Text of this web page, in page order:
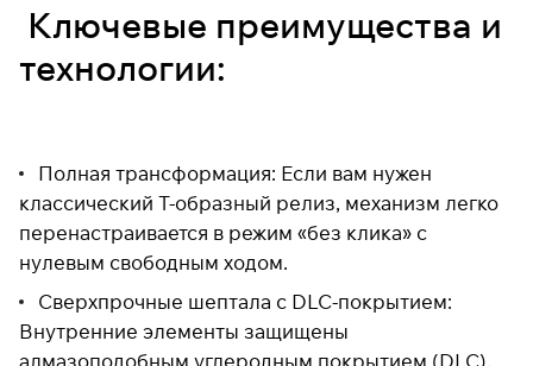
Ключевые преимущества и
технологии:
Полная трансформация: Если вам нужен
классический Т-образный релиз, механизм легко
перенастраивается в режим «без клика» с
нулевым свободным ходом.
Сверхпрочные шептала с DLC-покрытием:
Внутренние элементы защищены
алмазоподобным углеродным покрытием (DLC).